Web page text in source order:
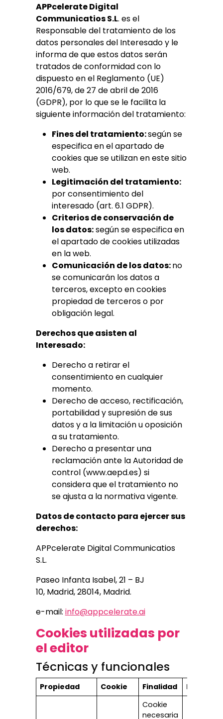
APPcelerate Digital
Communicatios S.L. es el
Responsable del tratamiento de los
datos personales del Interesado y le
informa de que estos datos serán
tratados de conformidad con lo
dispuesto en el Reglamento (UE)
2016/679, de 27 de abril de 2016
(GDPR), por lo que se le facilita la
siguiente información del tratamiento:
Fines del tratamiento:según se
especifica en el apartado de
cookies que se utilizan en este sitio
web.
Legitimación del tratamiento:
por consentimiento del
interesado (art. 6.1 GDPR).
Criterios de conservación de
los datos:según se especifica en
el apartado de cookies utilizadas
en la web.
Comunicación de los datos:no
se comunicarán los datos a
terceros, excepto en cookies
propiedad de terceros o por
obligación legal.
Derechos que asisten al
Interesado:
Derecho a retirar el
consentimiento en cualquier
momento.
Derecho de acceso, rectificación,
portabilidad y supresión de sus
datos y a la limitación u oposición
a su tratamiento.
Derecho a presentar una
reclamación ante la Autoridad de
control (www.aepd.es) si
considera que el tratamiento no
se ajusta a la normativa vigente.
Datos de contacto para ejercer sus
derechos:
APPcelerate Digital Communicatios
S.L.
Paseo Infanta Isabel, 21 – BJ
10, Madrid, 28014, Madrid.
e-mail: info@appcelerate.ai
Cookies utilizadas por
el editor
Técnicas y funcionales
Propiedad Cookie Finalidad
Plazo
Cookie
necesaria